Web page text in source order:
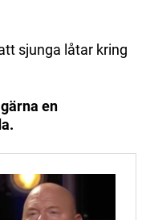
sjunga låtar kring
en